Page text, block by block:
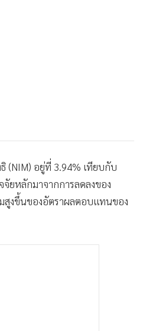
(NIM) อยู่ที่ 3.94% เทียบกับ
จัยหลักมาจากการลดลงของ
สูงขึ้นของอัตราผลตอบแทนของ